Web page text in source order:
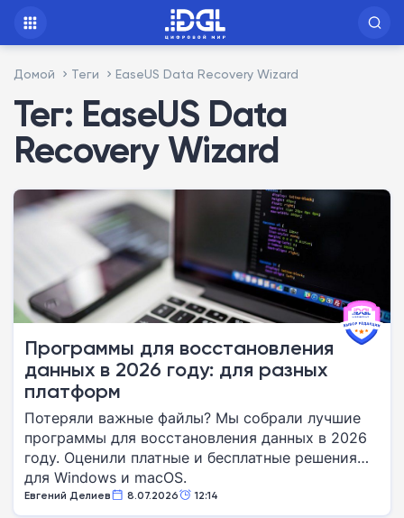
Домой Теги EaseUS Data Recovery Wizard
Тег: EaseUS Data
Recovery Wizard
Программы для восстановления
данных в 2026 году: для разных
платформ
Потеряли важные файлы? Мы собрали лучшие
программы для восстановления данных в 2026
году. Оценили платные и бесплатные решения
для Windows и macOS.
Евгений Делиев 8.07.2026 12:14